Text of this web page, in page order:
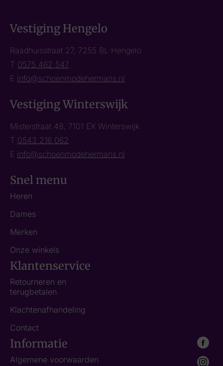
Vestiging Hengelo
Raadhuisstraat 27, 7255 BL Hengelo
T 0575 462 547
E info@schoenmodehermans.nl
Vestiging Winterswijk
Misterstraat 48, 7101 EX Winterswijk
T 0543 216 062
E info@schoenmodehermans.nl
Snel menu
Heren
Dames
Merken
Onze winkels
Klantenservice
Retourneren en
terugbetalen
Klachtenafhandeling
Contact
Informatie
Algemene voorwaarden